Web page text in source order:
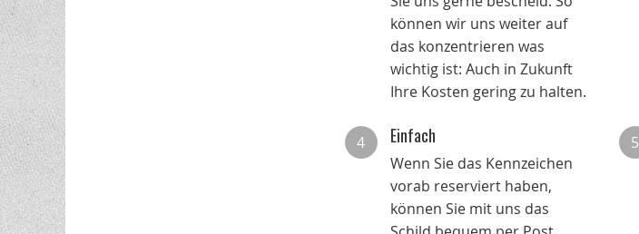
können wir uns weiter auf
das konzentrieren was
wichtig ist: Auch in Zukunft
Ihre Kosten gering zu halten.
4 Einfach
Wenn Sie das Kennzeichen
vorab reserviert haben,
können Sie mit uns das
5